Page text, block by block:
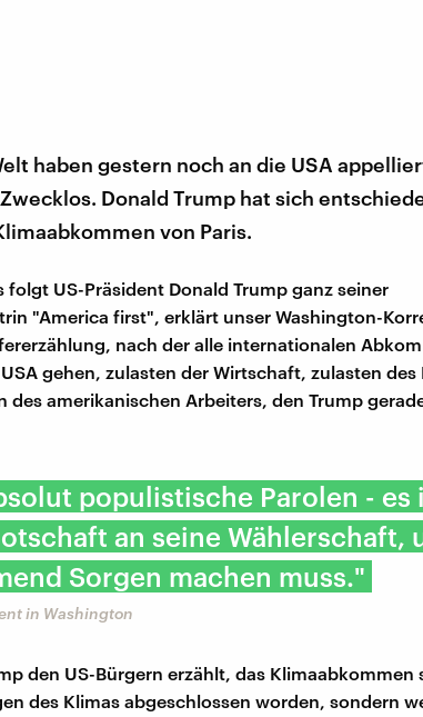
haben gestern noch an die USA
Donald Trump hat sich
von Paris.
folgt US-Präsident Donald Trump ganz seiner
"America first", erklärt unser Washington-
nach der alle internationalen
gehen, zulasten der Wirtschaft, zulasten des
des amerikanischen Arbeiters, den Trump
populistische Parolen - es
an seine Wählerschaft,
Sorgen machen muss."
in Washington
den US-Bürgern erzählt, das Klimaabkommen
des Klimas abgeschlossen worden, sondern